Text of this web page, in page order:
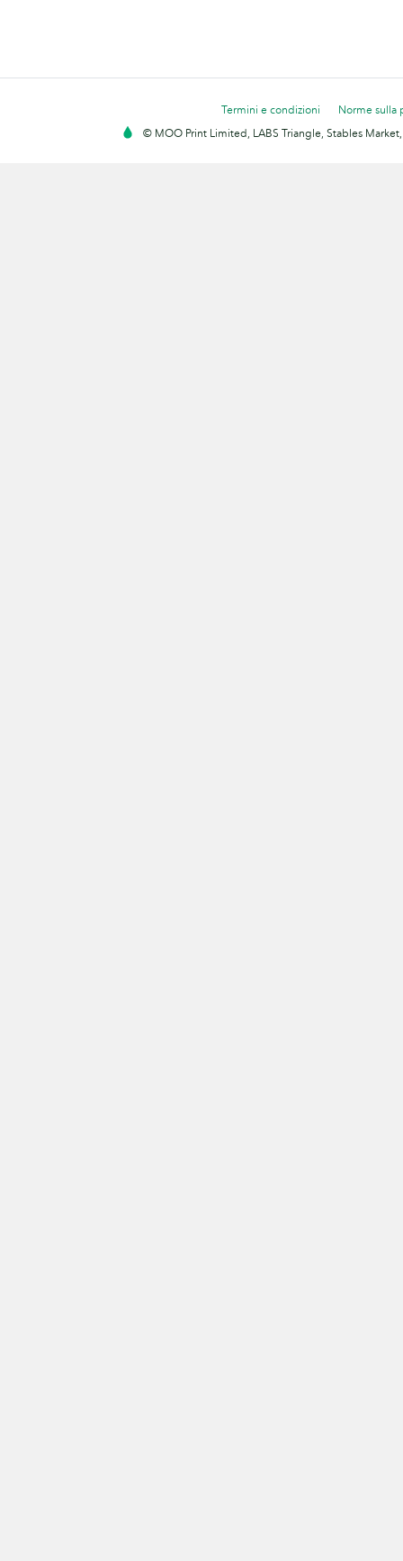
Termini e condizioni
Norme sulla
© MOO Print Limited, LABS Triangle, Stables